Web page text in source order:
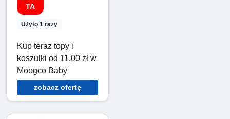
TA
Użyto 1 razy
Kup teraz topy i
koszulki od 11,00 zł w
Moogco Baby
zobacz ofertę